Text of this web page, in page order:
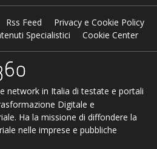
Rss Feed
Privacy e Cookie Policy
Specialistici
Cookie Center
network in Italia di testate e portali
Digitale e
Ha la missione di diffondere la
nelle imprese e pubbliche